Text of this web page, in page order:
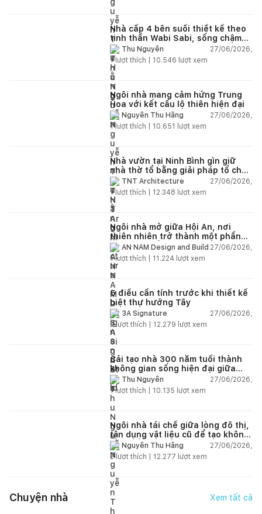
Nhà cấp 4 bên suối thiết kế theo
tinh thần Wabi Sabi, sống chậm
giữa thiên nhiên
Thu Nguyễn
27/06/2026,
1lượt thích | 10.546 lượt xem
Ngôi nhà mang cảm hứng Trung
Hoa với kết cấu lộ thiên hiện đại
Nguyễn Thu Hằng
27/06/2026,
1lượt thích | 10.651 lượt xem
Nhà vườn tại Ninh Bình gìn giữ
nhà thờ tổ bằng giải pháp tổ chức
lại không gian
TNT Architecture
27/06/2026,
1lượt thích | 12.348 lượt xem
Ngôi nhà mở giữa Hội An, nơi
thiên nhiên trở thành một phần
của cuộc sống
AN NAM Design and Build 27/06/2026,
1lượt thích | 11.224 lượt xem
5 điều cần tính trước khi thiết kế
biệt thự hướng Tây
3A Signature
27/06/2026,
2lượt thích | 12.279 lượt xem
Cải tạo nhà 300 năm tuổi thành
không gian sống hiện đại giữa
thiên nhiên
Thu Nguyễn
27/06/2026,
1lượt thích | 10.135 lượt xem
Ngôi nhà tái chế giữa lòng đô thị,
tận dụng vật liệu cũ để tạo không
gian sống linh hoạt
Nguyễn Thu Hằng
27/06/2026,
2lượt thích | 12.277 lượt xem
Chuyện nhà Xem tất cả